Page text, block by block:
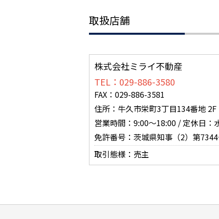
取扱店舗
株式会社ミライ不動産
TEL：029-886-3580
FAX：029-886-3581
住所：牛久市栄町3丁目134番地 2F
営業時間：9:00～18:00 / 定休日：
免許番号：茨城県知事（2）第
取引態様：売主